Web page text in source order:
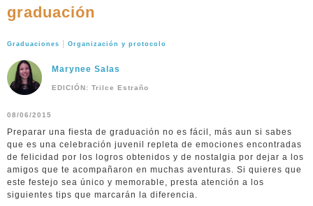
graduación
Graduaciones Organización y protocolo
Marynee Salas
EDICIÓN: Trilce Estraño
08/06/2015
Preparar una fiesta de graduación no es fácil, más aun si sabes
que es una celebración juvenil repleta de emociones encontradas
de felicidad por los logros obtenidos y de nostalgia por dejar a los
amigos que te acompañaron en muchas aventuras. Si quieres que
este festejo sea único y memorable, presta atención a los
siguientes tips que marcarán la diferencia.